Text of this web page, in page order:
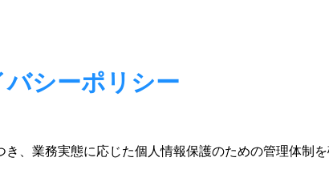
バシーポリシー
、業務実態に応じた個人情報保護のための管理体制